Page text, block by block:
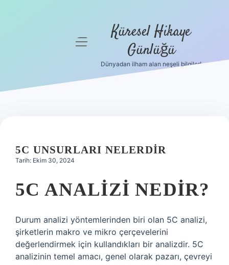
Hakkımızda
menüyü
Küresel Hikaye
Günlüğü
Dünyadan ilham alan neşeli bilgiler!
5C UNSURLARI NELERDIR
Tarih: Ekim 30, 2024
5C ANALIZI NEDIR?
Durum analizi yöntemlerinden biri olan 5C analizi,
şirketlerin makro ve mikro çerçevelerini
değerlendirmek için kullandıkları bir analizdir. 5C
analizinin temel amacı, genel olarak pazarı, çevreyi